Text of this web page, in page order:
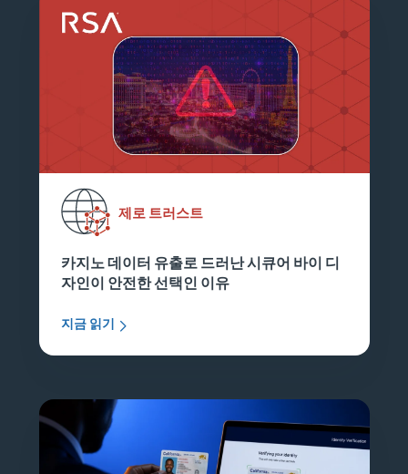
제로 트러스트
카지노 데이터 유출로 드러난 시큐어 바이 디
자인이 안전한 선택인 이유
지금 읽기